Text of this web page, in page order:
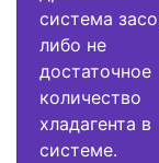
система
либо не
достаточное
количество
хладагента в
системе.